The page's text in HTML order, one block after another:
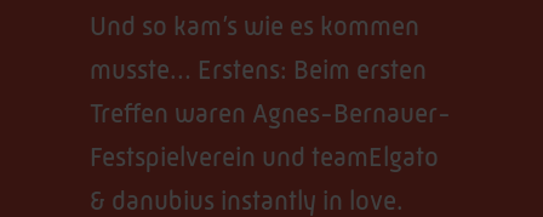
Und so kam’s wie es kommen
musste… Erstens: Beim ersten
Treffen waren Agnes-Bernauer-
Festspielverein und teamElgato
& danubius instantly in love.